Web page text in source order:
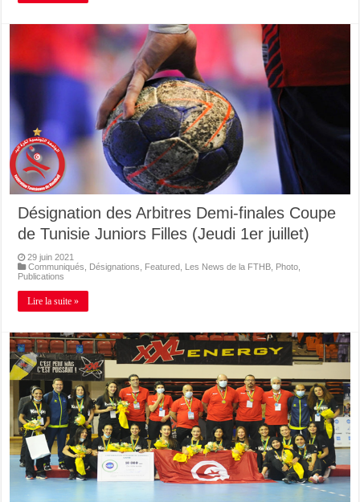
Désignation des Arbitres Demi-finales Coupe
de Tunisie Juniors Filles (Jeudi 1er juillet)
29 juin 2021
Communiqués
Désignations Featured Les News de la FTHB Photo
Publications
Lire la suite »